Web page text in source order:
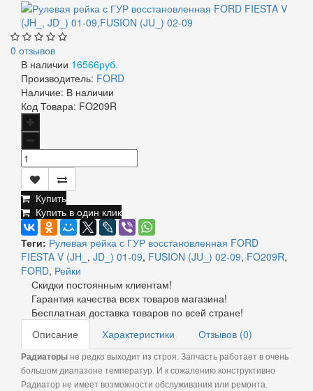
0 отзывов
В наличии 16566руб.
Производитель: FORD
Наличие: В наличии
Код Товара: FO209R
Купить
Купить в один клик
Теги: Рулевая рейка с ГУР восстановленная FORD
FIESTA V (JH_ , JD_) 01-09, FUSION (JU_) 02-09, FO209R,
FORD, Рейки
Скидки постоянным клиентам!
Гарантия качества всех товаров магазина!
Бесплатная доставка товаров по всей стране!
Описание
Характеристики Отзывов (0)
Радиаторы не редко выходит из строя. Запчасть работает в очень
большом диапазоне температур. И к сожалению конструктивно
Радиатор не имеет возможности обслуживания или ремонта.